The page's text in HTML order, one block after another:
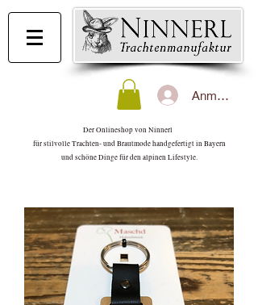
Anmelden
Der Onlineshop von Ninnerl
für stilvolle Trachten- und Brautmode handgefertigt in Bayern
und schöne Dinge für den alpinen Lifestyle.